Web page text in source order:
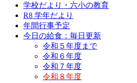
学校だより・六小の教育
R8 学年だより
年間行事予定
今日の給食：毎日更新
令和５年度まで
令和６年度
令和７年度
令和８年度